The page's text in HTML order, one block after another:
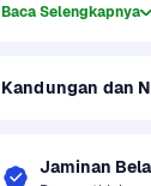
menyegarkan dan
tenggorokan
pilihan ideal untuk
Baca Selengkapnya
Kandungan dan
Jaminan